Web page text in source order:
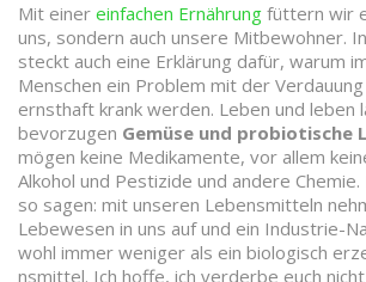
Mit einer einfachen Ernährung füttern wir
uns, sondern auch unsere Mitbewohner.
steckt auch eine Erklärung dafür, warum
Menschen ein Problem mit der
ernsthaft krank werden. Leben und leben
bevorzugen Gemüse und probiotische
mögen keine Medikamente, vor allem
Alkohol und Pestizide und andere Chemie.
so sagen: mit unseren Lebensmitteln
Lebewesen in uns auf und ein Industrie-
wohl immer weniger als ein biologisch
nsmittel. Ich hoffe, ich verderbe euch